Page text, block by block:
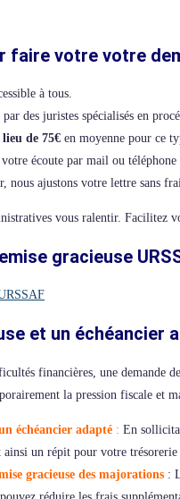
votre votre
à tous.
par des juristes spécialisés en
lieu de 75€ en moyenne pour ce
écoute par mail ou
nous ajustons votre lettre sans
vous ralentir. Facilitez
gracieuse
et un échéancier
financières, une demande
la pression fiscale et
échéancier adapté : En
un répit pour votre trésorerie
gracieuse des majorations :